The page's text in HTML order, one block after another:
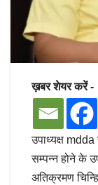
ख़बर शेयर करें -
उपाध्यक्ष
सम्पन्न होने के
अतिक्रमण